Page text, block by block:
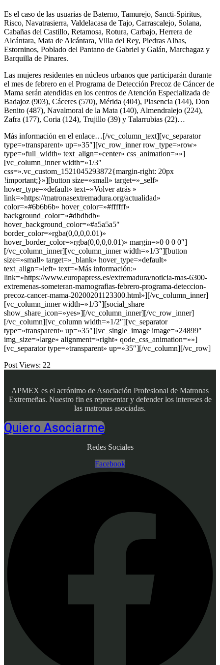
Es el caso de las usuarias de Baterno, Tamurejo, Sancti-Spiritus,
Risco, Navatrasierra, Valdelacasa de Tajo, Carrascalejo, Solana,
Cabañas del Castillo, Retamosa, Rotura, Carbajo, Herrera de
Alcántara, Mata de Alcántara, Villa del Rey, Piedras Albas,
Estorninos, Poblado del Pantano de Gabriel y Galán, Marchagaz y
Barquilla de Pinares.
Las mujeres residentes en núcleos urbanos que participarán durante
el mes de febrero en el Programa de Detección Precoz de Cáncer de
Mama serán atendidas en los centros de Atención Especializada de
Badajoz (903), Cáceres (570), Mérida (404), Plasencia (144), Don
Benito (487), Navalmoral de la Mata (140), Almendralejo (224),
Zafra (177), Coria (124), Trujillo (39) y Talarrubias (22)…
Más información en el enlace…[/vc_column_text][vc_separator
type=»transparent» up=»35″][vc_row_inner row_type=»row»
type=»full_width» text_align=»center» css_animation=»»]
[vc_column_inner width=»1/3″
css=».vc_custom_1521045293872{margin-right: 20px
!important;}»][button size=»small» target=»_self»
hover_type=»default» text=»Volver atrás »
link=»https://matronasextremadura.org/actualidad»
color=»#6b6b6b» hover_color=»#ffffff»
background_color=»#dbdbdb»
hover_background_color=»#a5a5a5″
border_color=»rgba(0,0,0,0.01)»
hover_border_color=»rgba(0,0,0,0.01)» margin=»0 0 0 0″]
[/vc_column_inner][vc_column_inner width=»1/3″][button
size=»small» target=»_blank» hover_type=»default»
text_align=»left» text=»Más información:»
link=»https://www.europapress.es/extremadura/noticia-mas-6300-
extremenas-someteran-mamografias-febrero-programa-deteccion-
precoz-cancer-mama-20200201123300.html»][/vc_column_inner]
[vc_column_inner width=»1/3″][social_share
show_share_icon=»yes»][/vc_column_inner][/vc_row_inner]
[/vc_column][vc_column width=»1/2″][vc_separator
type=»transparent» up=»35″][vc_single_image image=»24899″
img_size=»large» alignment=»right» qode_css_animation=»»]
[vc_separator type=»transparent» up=»35″][/vc_column][/vc_row]
Post Views: 22
APMEX es el acrónimo de Asociación Profesional de Matronas
Extremeñas. Nuestro fin es representar y defender los intereses de
las matronas asociadas.
Quiero Asociarme
Redes Sociales
Facebook